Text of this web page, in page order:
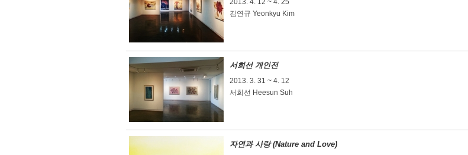
2013. 4. 12 ~ 4. 25
김연규 Yeonkyu Kim
서희선 개인전
2013. 3. 31 ~ 4. 12
서희선 Heesun Suh
자연과 사랑 (Nature and Love)